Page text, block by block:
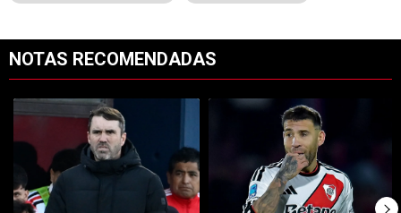
NOTAS RECOMENDADAS
Un artículo de tendencia con el título "Coudet tras la derrota ante
Un artículo de tendencia con el